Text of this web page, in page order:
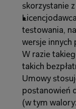
skorzystanie
testowania,
wersje innych
W razie
takich
Umowy
postanowień
(w tym